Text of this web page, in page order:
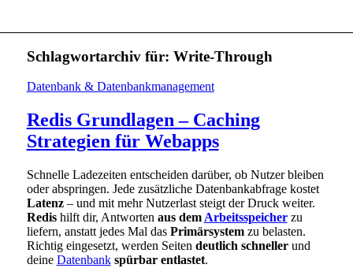
Schlagwortarchiv für: Write-Through
Datenbank & Datenbankmanagement
Redis Grundlagen – Caching
Strategien für Webapps
Schnelle Ladezeiten entscheiden darüber, ob Nutzer bleiben
oder abspringen. Jede zusätzliche Datenbankabfrage kostet
Latenz– und mit mehr Nutzerlast steigt der Druck weiter.
Redishilft dir, Antworten aus dem Arbeitsspeicherzu
liefern, anstatt jedes Mal das Primärsystemzu belasten.
Richtig eingesetzt, werden Seiten deutlich schnellerund
deine Datenbank spürbar entlastet.